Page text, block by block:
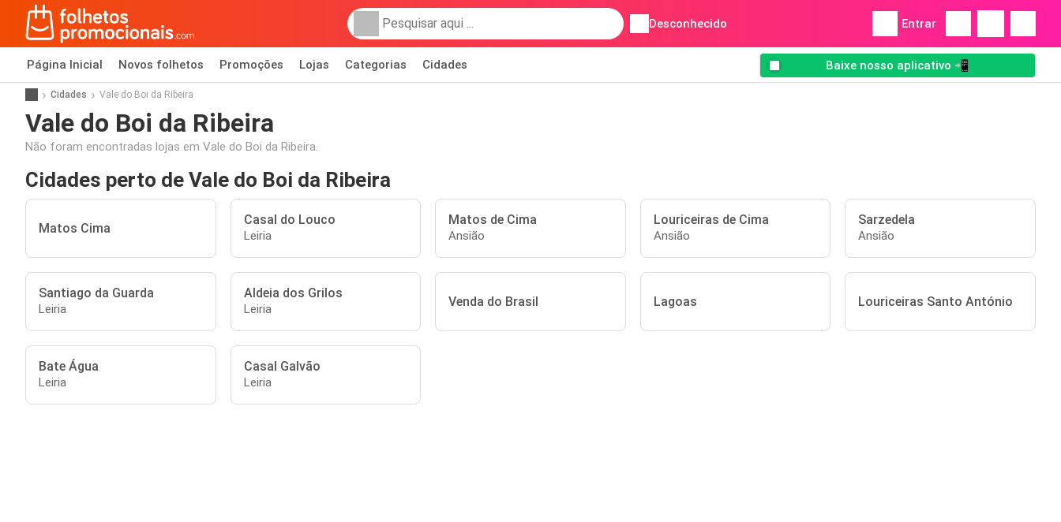
Desconhecido Entrar
Página Inicial Novos folhetos Promoções Lojas Categorias Cidades Baixe nosso aplicativo 📲
Cidades Vale do Boi da Ribeira
Vale do Boi da Ribeira
Não foram encontradas lojas em Vale do Boi da Ribeira.
Cidades perto de Vale do Boi da Ribeira
Matos Cima
Casal do Louco
Leiria
Matos de Cima
Ansião
Louriceiras de Cima
Ansião
Sarzedela
Ansião
Santiago da Guarda
Leiria
Aldeia dos Grilos
Leiria Venda do Brasil Lagoas Louriceiras Santo António
Bate Água
Leiria
Casal Galvão
Leiria